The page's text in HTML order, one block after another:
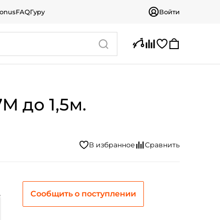
FAQГуру Войти
до 1,5м.
Сообщить о поступлении